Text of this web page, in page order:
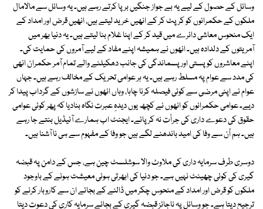
وسائل کے حصول کے لیے یہ بے جواز جنگیں برپا کرتے رہے ہیں۔ یہ وسائل سے مالامال
ملکوں کے حکمرانوں کو کرپٹ کر کے انھیں خرید لیتے ہیں، انھیں قرض اور امداد کے
ایک منحوس معاشی دائرے میں قید کر کے اپنا غلام بنا لیتے ہیں۔ یہ دنیا بھر میں
آمریتوں کے دلدادہ ہیں۔ انھوں نے ہمیشہ اپنے مفاد کے لیے آمروں کی حمایت کی۔
اپنے معاشروں کو پستی اور پسماندگی کی جانب دھکیلنے والے تمام آمر حکمران انھی
کی مدد سے عوام پہ مسلط رہے ہیں۔ یہ ہر عوامی تحریک کے مخالف رہے ہیں۔ جہاں
عوام نے اپنی مرضی سے کوئی فیصلہ کرنا چاہا، وہاں انھوں نے سازشوں کے گرداب پیدا کر
دیے۔ عوامی حکمرانوں کو انھوں نے کچھ یوں دیدہِ عبرت نگاہ بنادیا کہ پھر کوئی عوامی
حقوق کی دعوے داری کی جرأت نہ کر پائے۔ ایجنٹ اب ہمارے آئیڈیل بنتے جا رہے
ہیں۔ ہم اُن سے وفا کی امید باندھنے لگے ہیں جو وفا کے مفہوم سے ہی نا آشنا ہیں۔
دوسری طرف سرمایہ داری کی ملاوٹ والا سوشلسٹ چین ہے، جس کے دامن پہ قبضہ
گیری کی کوئی چھینٹ نہیں ہے۔ جو دنیا کی ابھرتی ہوئی معیشت ہونے کے باوجود
ملکوں کو قرض اور امداد کے منحوس چکر میں ڈالنے کے بجائے ان سے کاروبار کرنے کو
ترجیح دیتا ہے۔ جو وسائل پہ ناجائز قبضہ گیری کے بجائے سرمایہ کاری کی دعوت دیتا